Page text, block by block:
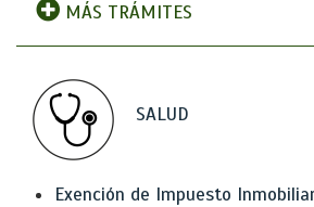
MÁS TRÁMITES
SALUD
Exención de Impuesto